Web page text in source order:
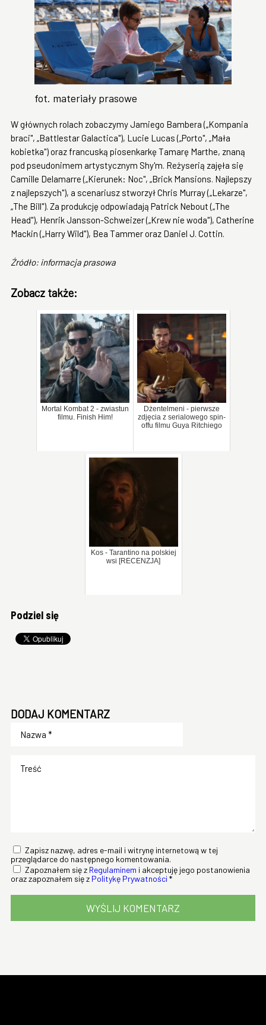
fot. materiały prasowe
W głównych rolach zobaczymy Jamiego Bambera („Kompania
braci", „Battlestar Galactica"), Lucie Lucas („Porto", „Mała
kobietka") oraz francuską piosenkarkę Tamarę Marthe, znaną
pod pseudonimem artystycznym Shy'm. Reżyserią zajęła się
Camille Delamarre („Kierunek: Noc", „Brick Mansions. Najlepszy
z najlepszych"), a scenariusz stworzył Chris Murray („Lekarze",
„The Bill"). Za produkcję odpowiadają Patrick Nebout („The
Head"), Henrik Jansson-Schweizer („Krew nie woda"), Catherine
Mackin („Harry Wild"), Bea Tammer oraz Daniel J. Cottin.
Źródło: informacja prasowa
Zobacz także:
Mortal Kombat 2 - zwiastun
filmu. Finish Him!
Dżentelmeni - pierwsze
zdjęcia z serialowego spin-
offu filmu Guya Ritchiego
Kos - Tarantino na polskiej
wsi [RECENZJA]
Podziel się
DODAJ KOMENTARZ
Zapisz nazwę, adres e-mail i witrynę internetową w tej
przeglądarce do następnego komentowania.
Zapoznałem się z Regulaminem i akceptuję jego postanowienia
oraz zapoznałem się z Politykę Prywatności *